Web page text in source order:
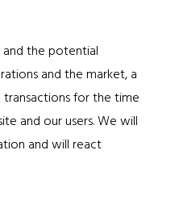
the potential
and the market, a
for the time
and our users. We will
and will react